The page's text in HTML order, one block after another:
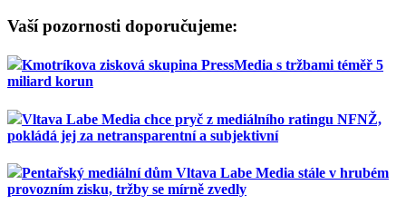
Vaší pozornosti doporučujeme:
Kmotríkova zisková skupina PressMedia s tržbami téměř 5
miliard korun
Vltava Labe Media chce pryč z mediálního ratingu NFNŽ,
pokládá jej za netransparentní a subjektivní
Pentařský mediální dům Vltava Labe Media stále v hrubém
provozním zisku, tržby se mírně zvedly